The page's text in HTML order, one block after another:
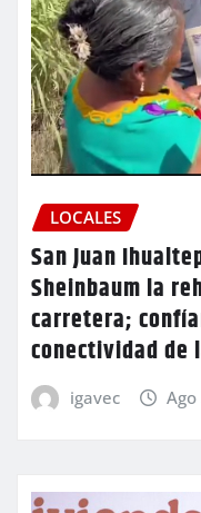
LOCALES
San Juan
Sheinbaum la
carretera;
conectividad de
igavec